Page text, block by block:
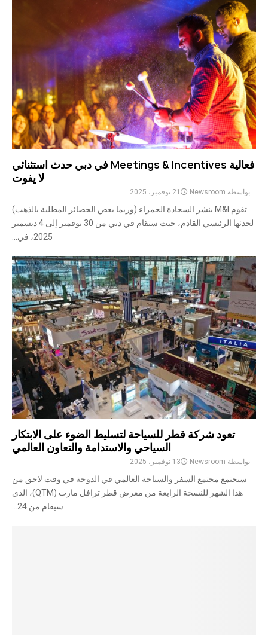
فعالية Meetings & Incentives في دبي حدث استثنائي
لا يفوت
بواسطة Newsroom 21 نوفمبر، 2025
تقوم M&I بنشر السجادة الحمراء (وربما بعض الحصائر المطلية بالذهب)
لحدثها الرئيسي القادم، حيث ستقام في دبي من 30 نوفمبر إلى 4 ديسمبر
2025، في...
تعود شركة قطر للسياحة لتسليط الضوء على الابتكار
السياحي والاستدامة والتعاون العالمي
بواسطة Newsroom 13 نوفمبر، 2025
سيجتمع مجتمع السفر والسياحة العالمي في الدوحة في وقت لاحق من
هذا الشهر للنسخة الرابعة من معرض قطر ترافل مارت (QTM)، الذي
سيقام من 24...